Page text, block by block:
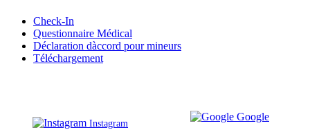
Check-In
Questionnaire Médical
Déclaration dàccord pour mineurs
Téléchargement
Instagram
Google